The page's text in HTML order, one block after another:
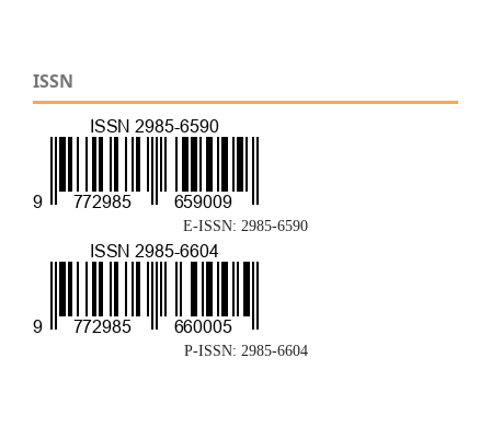
ISSN
E-ISSN: 2985-6590
P-ISSN: 2985-6604